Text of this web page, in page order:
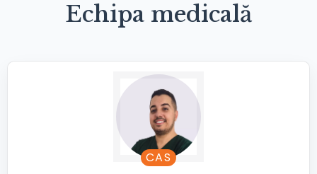
Echipa medicală
CAS